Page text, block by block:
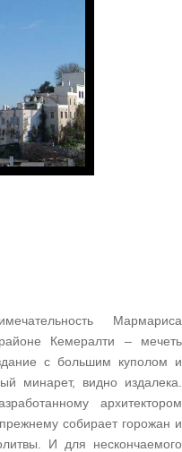
Мармариса
Кемералти – мечеть
с большим куполом и
минарет, видно издалека.
архитектором
собирает горожан и
И для нескончаемого